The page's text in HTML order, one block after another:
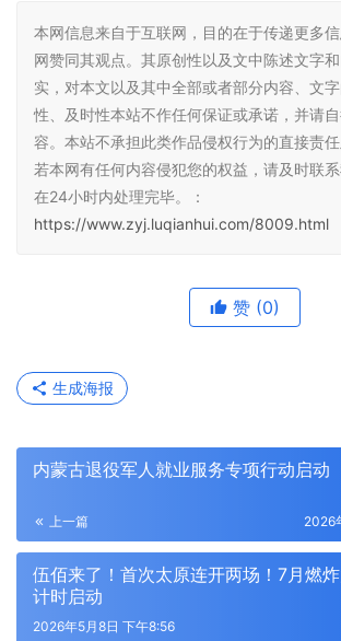
本网信息来自于互联网，目的在于传递更多
网赞同其观点。其原创性以及文中陈述文字
实，对本文以及其中全部或者部分内容、文
性、及时性本站不作任何保证或承诺，并请
容。本站不承担此类作品侵权行为的直接责
若本网有任何内容侵犯您的权益，请及时联
在24小时内处理完毕。：
https://www.zyj.luqianhui.com/8009.html
赞 (0)
生成海报
内蒙古退役军人就业服务专项行动启动
上一篇 2026
伍佰来了！首次太原连开两场！7月燃
计时启动
2026年5月8日 下午8:56